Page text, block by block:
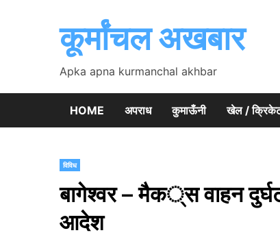
कूर्मांचल अखबार
Apka apna kurmanchal akhbar
HOME अपराध कुमाऊँनी खेल /
विविध
बागेश्वर – मैक्स वाहन
आदेश